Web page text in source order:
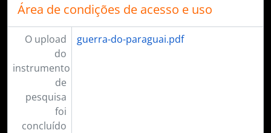
Área de condições de acesso e uso
O upload
do
instrumento
de
pesquisa
foi
concluído
guerra-do-paraguai.pdf